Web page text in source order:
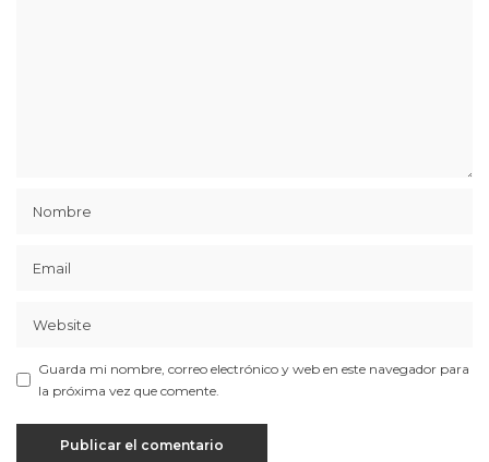
Guarda mi nombre, correo electrónico y web en este navegador para
la próxima vez que comente.